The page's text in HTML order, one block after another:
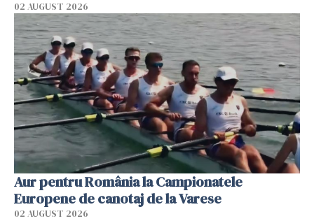
02 AUGUST 2026
Aur pentru România la Campionatele
Europene de canotaj de la Varese
02 AUGUST 2026